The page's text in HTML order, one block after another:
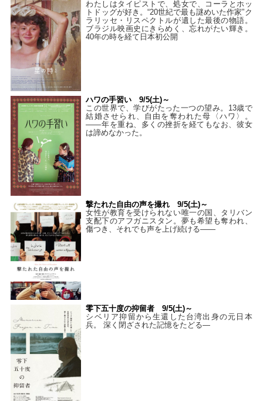
わたしはタイピストで、処⼥で、コーラとホッ
トドッグが好き。“20世紀で最も謎めいた作家”ク
ラリッセ・リスペクトルが遺した最後の物語。
ブラジル映画史にきらめく、忘れがたい輝き。
40年の時を経て⽇本初公開
ハワの手習い 9/5(土)～
この世界で、学びがたった一つの望み。13歳で
結婚させられ、自由を奪われた母〈ハワ〉。
——年を重ね、多くの挫折を経てもなお、彼女
は諦めなかった。
撃たれた自由の声を撮れ 9/5(土)～
女性が教育を受けられない唯一の国、タリバン
支配下のアフガニスタン。夢も希望も奪われ、
傷つき、それでも声を上げ続ける——
零下五十度の抑留者 9/5(土)～
シベリア抑留から生還した台湾出身の元日本
兵。 深く閉ざされた記憶をたどる—